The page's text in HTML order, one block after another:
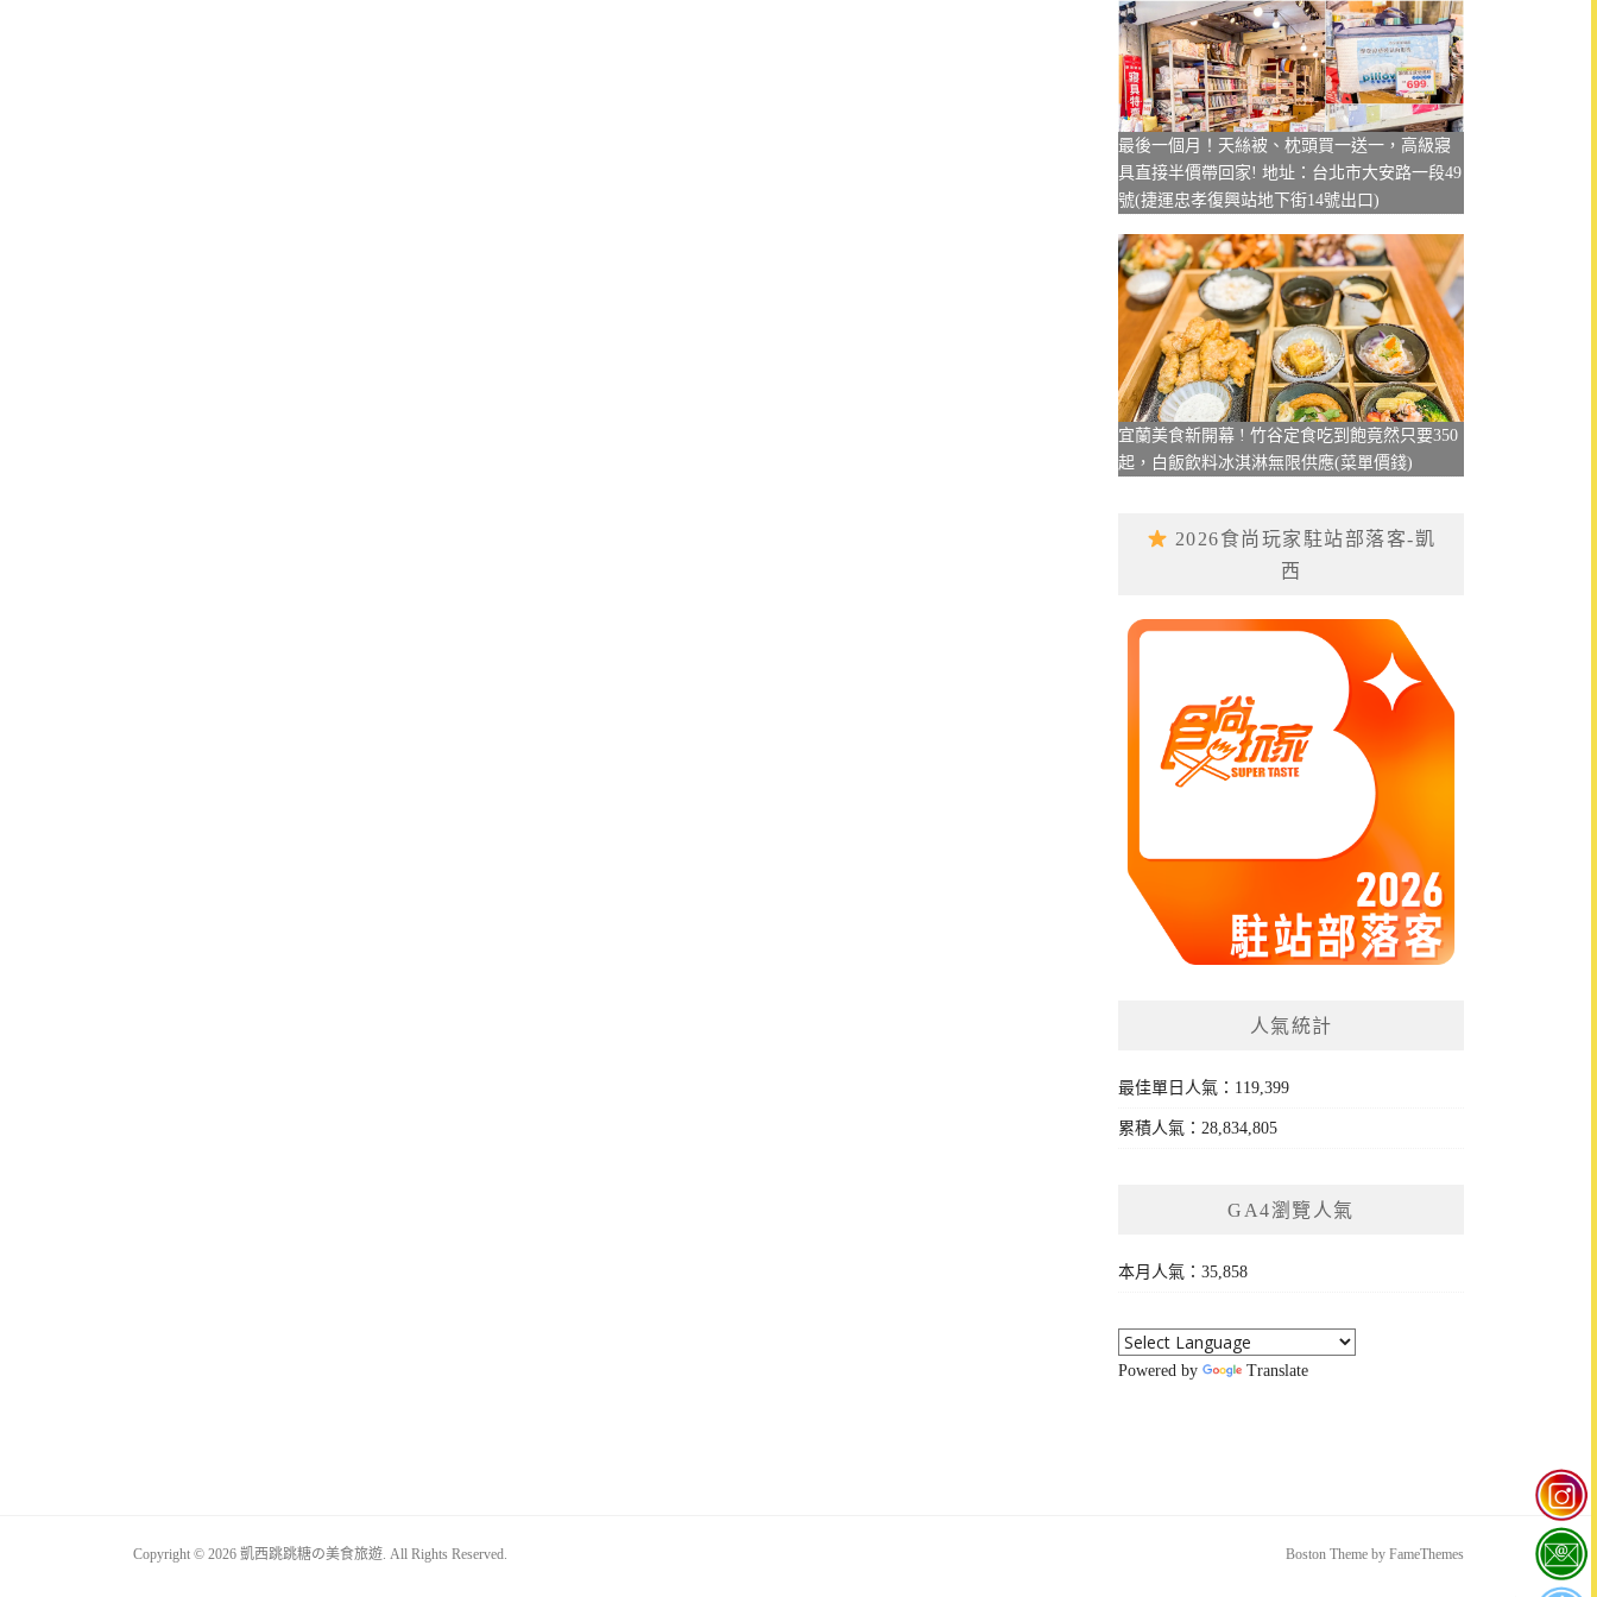
最後一個月！天絲被、枕頭買一送一，高級寢
具直接半價帶回家! 地址：台北市大安路一段49
號(捷運忠孝復興站地下街14號出口)
宜蘭美食新開幕 ! 竹谷定食吃到飽竟然只要350
起，白飯飲料冰淇淋無限供應(菜單價錢)
2026食尚玩家駐站部落客-凱
西
人氣統計
最佳單日人氣：119,399
累積人氣：28,834,805
GA4瀏覽人氣
本月人氣：35,858
Powered by Translate
Copyright © 2026 凱西跳跳糖の美食旅遊. All Rights Reserved. Boston Theme by FameThemes